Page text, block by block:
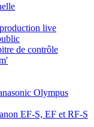
live
de contrôle
Olympus
EF-S, EF et RF-S